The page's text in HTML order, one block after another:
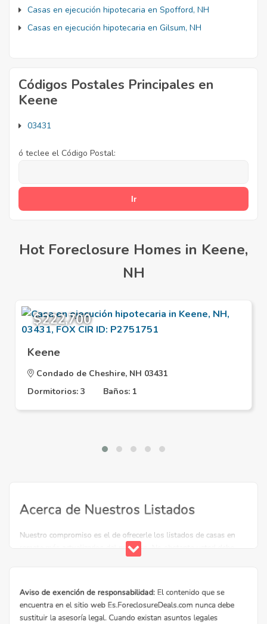
Casas en ejecución hipotecaria en Spofford, NH
Casas en ejecución hipotecaria en Gilsum, NH
Códigos Postales Principales en
Keene
03431
ó teclee el Código Postal:
Hot Foreclosure Homes in Keene,
NH
$222,700
Keene
Condado de Cheshire, NH 03431
Dormitorios: 3
Baños: 1